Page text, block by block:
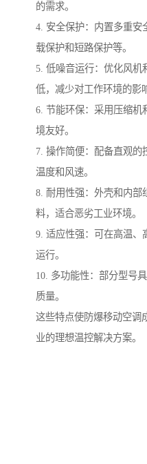
的需求。
4. 安全保护：内置多重安
载保护和短路保护等。
5. 低噪音运行：优化风机
低，减少对工作环境的影
6. 节能环保：采用压缩机
境友好。
7. 操作简便：配备直观的
温度和风速。
8. 耐用性强：外壳和内部
料，适合恶劣工业环境。
9. 适应性强：可在高温、
运行。
10. 多功能性：部分型号
质量。
这些特点使防爆移动空调
业的理想温控解决方案。